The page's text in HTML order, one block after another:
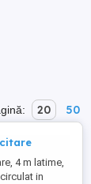
20 50
4 m latime,
in